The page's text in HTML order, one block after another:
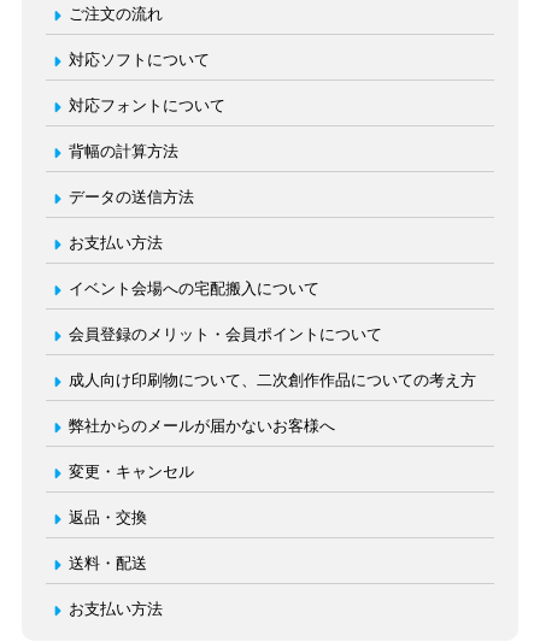
ご注文の流れ
対応ソフトについて
対応フォントについて
背幅の計算方法
データの送信方法
お支払い方法
イベント会場への宅配搬入について
会員登録のメリット・会員ポイントについて
成人向け印刷物について、二次創作作品についての考え方
弊社からのメールが届かないお客様へ
変更・キャンセル
返品・交換
送料・配送
お支払い方法